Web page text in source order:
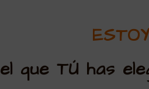
el que TÚ has